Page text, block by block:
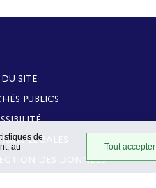
de
au
Tout accepter
SITE
PUBLICS
LÉGALES
DES DONNÉES